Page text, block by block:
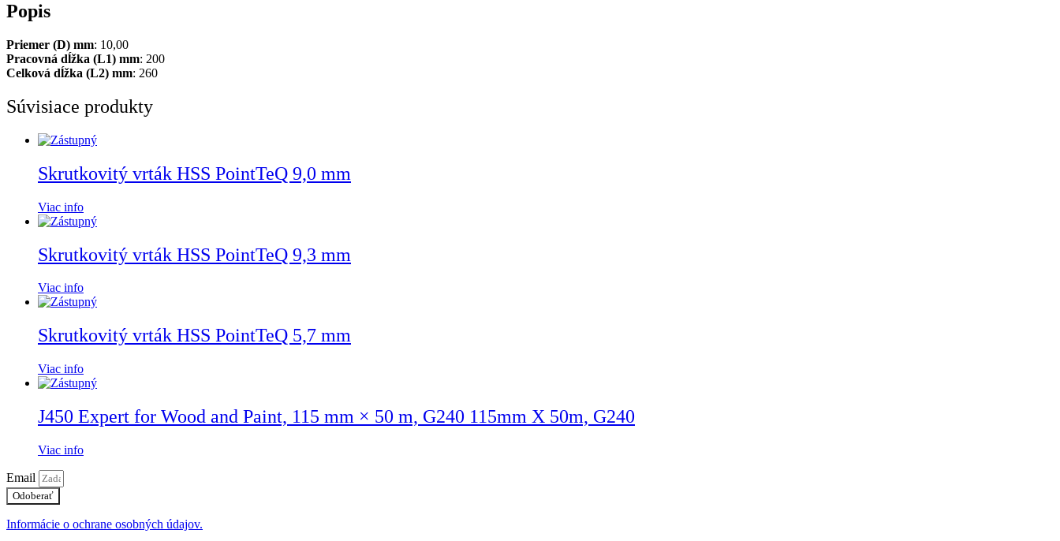
Popis
Priemer (D) mm: 10,00
Pracovná dĺžka (L1) mm: 200
Celková dĺžka (L2) mm: 260
Súvisiace produkty
Skrutkovitý vrták HSS PointTeQ 9,0 mm
Viac info
Skrutkovitý vrták HSS PointTeQ 9,3 mm
Viac info
Skrutkovitý vrták HSS PointTeQ 5,7 mm
Viac info
J450 Expert for Wood and Paint, 115 mm × 50 m, G240 115mm X 50m, G240
Viac info
Email
Odoberať
Informácie o ochrane osobných údajov.